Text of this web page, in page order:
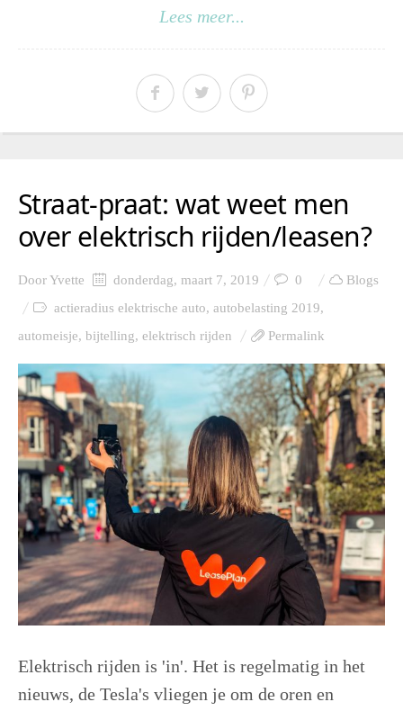
Lees meer...
Straat-praat: wat weet men
over elektrisch rijden/leasen?
DoorYvette donderdag, maart 7, 2019 0
Blogs
actieradius elektrische auto, autobelasting 2019,
automeisje, bijtelling, elektrisch rijden Permalink
Elektrisch rijden is 'in'. Het is regelmatig in het
nieuws, de Tesla's vliegen je om de oren en